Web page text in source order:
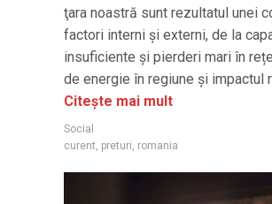
ţara noastră sunt rezultatul unei
factori interni și externi, de la
insuficiente și pierderi mari în
de energie în regiune și impactul
Citește mai mult
Social
curent preturi romania